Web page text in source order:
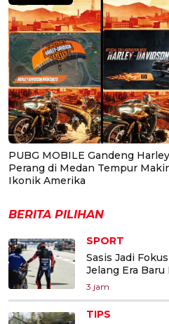
PUBG MOBILE Gandeng
Perang di Medan Tempur
Ikonik Amerika
BERITA PILIHAN
SPORT
Sasis Jadi
Jelang Era
3 jam
TIPS